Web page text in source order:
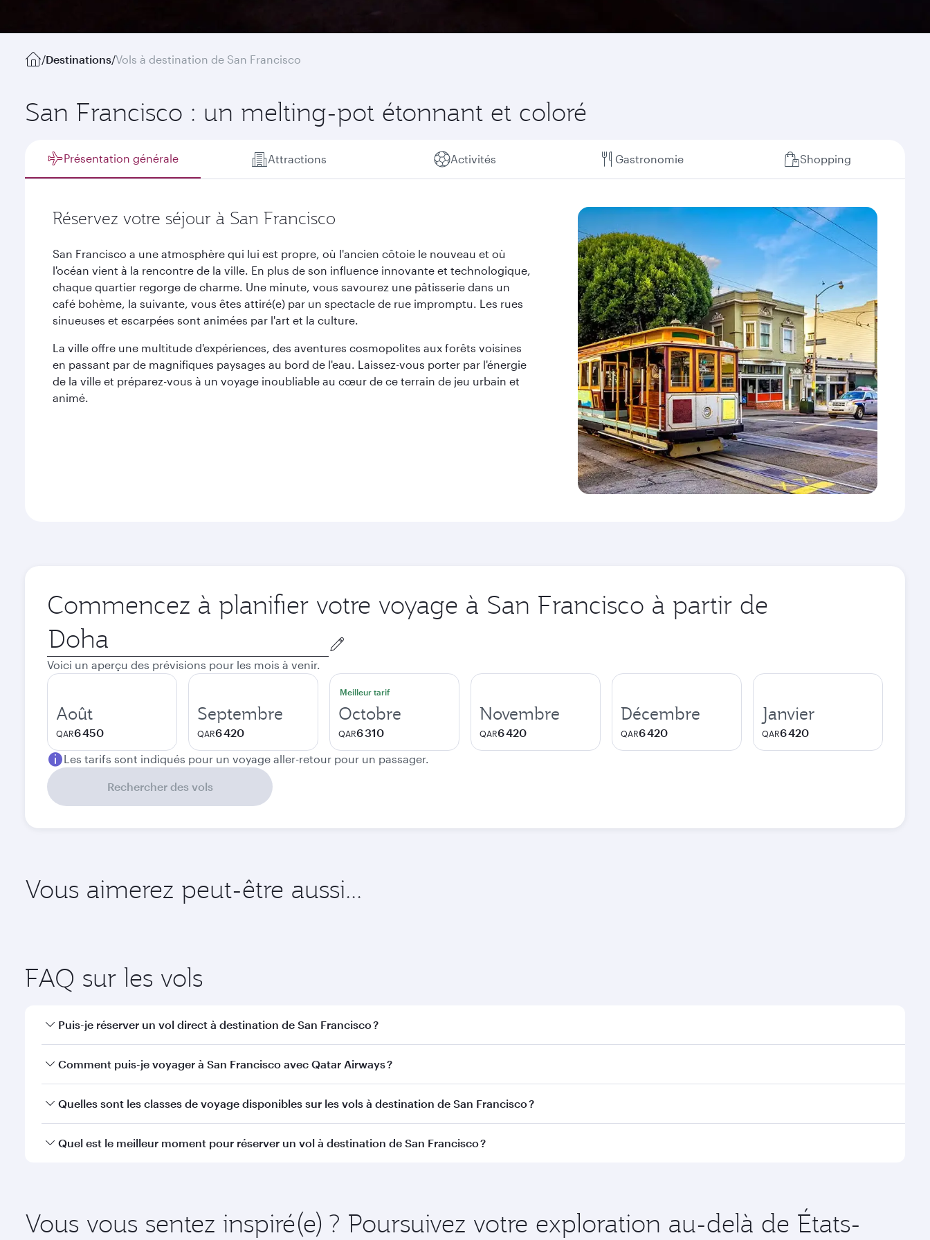
/Destinations/Vols à destination de San Francisco
San Francisco : un melting-pot étonnant et coloré
Présentation générale Attractions Activités Gastronomie Shopping
Réservez votre séjour à San Francisco
San Francisco a une atmosphère qui lui est propre, où l'ancien côtoie le nouveau et où
l'océan vient à la rencontre de la ville. En plus de son influence innovante et technologique,
chaque quartier regorge de charme. Une minute, vous savourez une pâtisserie dans un
café bohème, la suivante, vous êtes attiré(e) par un spectacle de rue impromptu. Les rues
sinueuses et escarpées sont animées par l'art et la culture.
La ville offre une multitude d'expériences, des aventures cosmopolites aux forêts voisines
en passant par de magnifiques paysages au bord de l'eau. Laissez-vous porter par l'énergie
de la ville et préparez-vous à un voyage inoubliable au cœur de ce terrain de jeu urbain et
animé.
Commencez à planifier votre voyage à San Francisco à partir de
Ville
de
départ
Voici un aperçu des prévisions pour les mois à venir.
Août
QAR6 450
Septembre
QAR6 420
Meilleur tarif
Octobre
QAR6 310
Novembre
QAR6 420
Décembre
QAR6 420
Janvier
QAR6 420
Les tarifs sont indiqués pour un voyage aller-retour pour un passager.
Rechercher des vols
Vous aimerez peut-être aussi...
Dubaï
De QAR 1200
Erevan
De QAR 3390 De QAR 1830
FAQ sur les vols